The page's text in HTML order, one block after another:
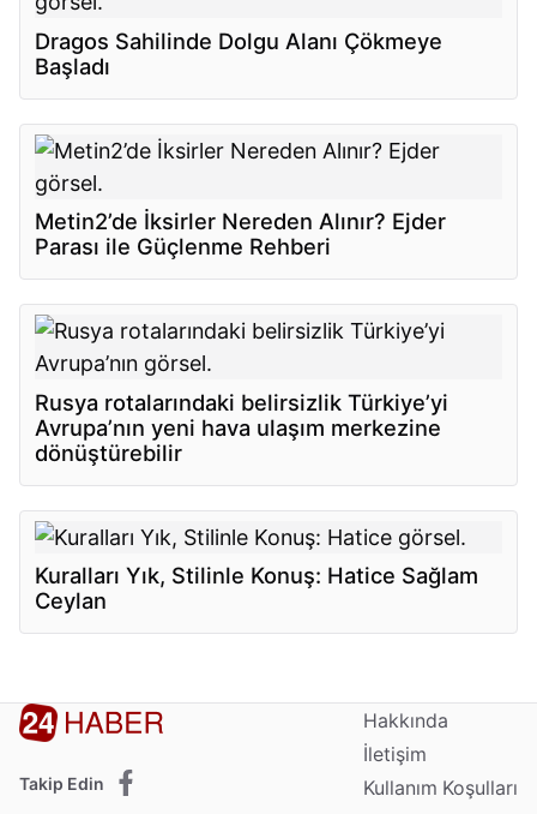
Dragos Sahilinde Dolgu Alanı Çökmeye
Başladı
Metin2’de İksirler Nereden Alınır? Ejder
Parası ile Güçlenme Rehberi
Rusya rotalarındaki belirsizlik Türkiye’yi
Avrupa’nın yeni hava ulaşım merkezine
dönüştürebilir
Kuralları Yık, Stilinle Konuş: Hatice Sağlam
Ceylan
Takip Edin
Hakkında
İletişim
Kullanım Koşulları